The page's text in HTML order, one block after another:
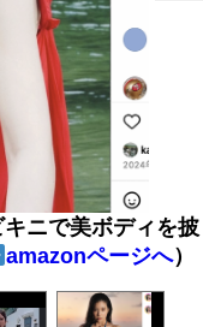
ニで美ボディを披
amazonページへ）